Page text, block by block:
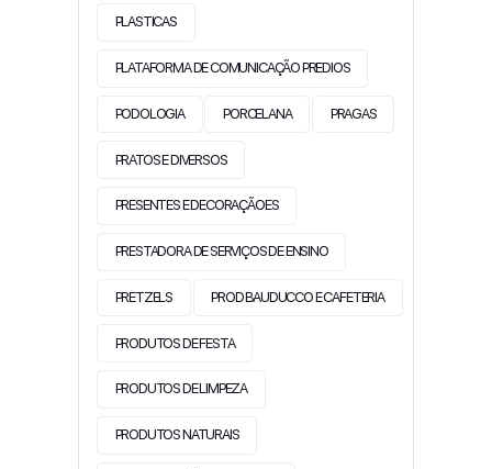
PLASTICAS
PLATAFORMA DE COMUNICAÇÃO PREDIOS
PODOLOGIA PORCELANA PRAGAS
PRATOS E DIVERSOS
PRESENTES E DECORAÇÃOES
PRESTADORA DE SERVIÇOS DE ENSINO
PRETZELS PROD BAUDUCCO E CAFETERIA
PRODUTOS DE FESTA
PRODUTOS DE LIMPEZA
PRODUTOS NATURAIS